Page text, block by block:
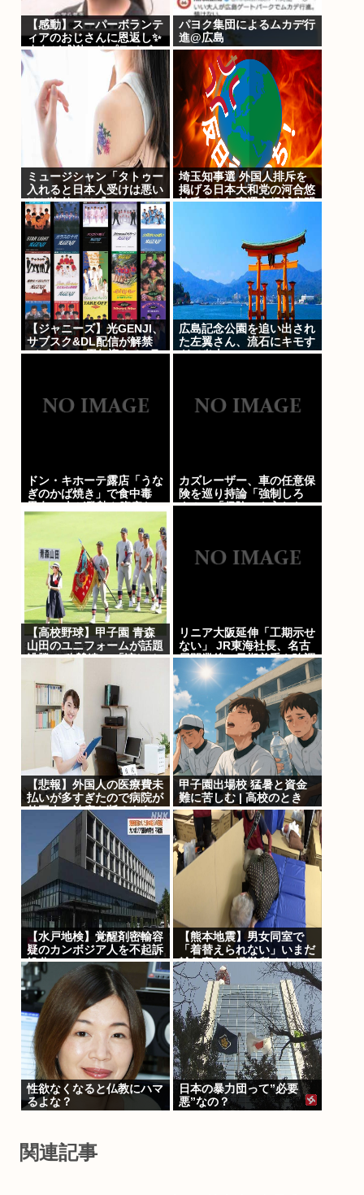
【感動】スーパーボランテ
ィアのおじさんに恩返し✨
少女が感謝のサプライズ
パヨク集団によるムカデ行
進@広島
ミュージシャン「タトゥー
入れると日本人受けは悪い
けど海外では『Cool!』と
言われる
埼玉知事選 外国人排斥を
掲げる日本大和党の河合悠
祐氏さん知事選立候補表明
【ジャニーズ】光GENJI、
サブスク&DL配信が解禁
デビュー39周年迎える8月
広島記念公園を追い出され
た左翼さん、流石にキモす
ぎて炎上
ドン・キホーテ露店「うな
ぎのかば焼き」で食中毒
男女14人が発熱や腹痛な
ど訴え…サルモネラ属の菌
カズレーザー、車の任意保
険を巡り持論「強制しろ
よ！」「保険にも入れない
【高校野球】甲子園 青森
山田のユニフォームが話題
沸騰！ 称賛続々 「涼しそ
「Tシャツみたい」
リニア大阪延伸「工期示せ
ない」 JR東海社長、名古
屋開業後の早期着手を強調
【悲報】外国人の医療費未
払いが多すぎたので病院が
外国人の治療を断るように
なってしまう
甲子園出場校 猛暑と資金
難に苦しむ | 高校のとき
【水戸地検】覚醒剤密輸容
疑のカンボジア人を不起訴
処分
【熊本地震】男女同室で
「着替えられない」いまだ
雑魚寝も…避難所めぐ
り”格差” 専門家「標準化
されていない」
性欲なくなると仏教にハマ
るよな？
日本の暴力団って”必要
悪”なの？
関連記事